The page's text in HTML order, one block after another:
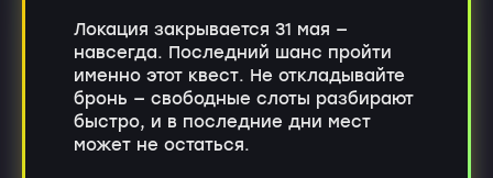
Локация закрывается 31 мая —
навсегда. Последний шанс пройти
именно этот квест. Не откладывайте
бронь — свободные слоты разбирают
быстро, и в последние дни мест
может не остаться.